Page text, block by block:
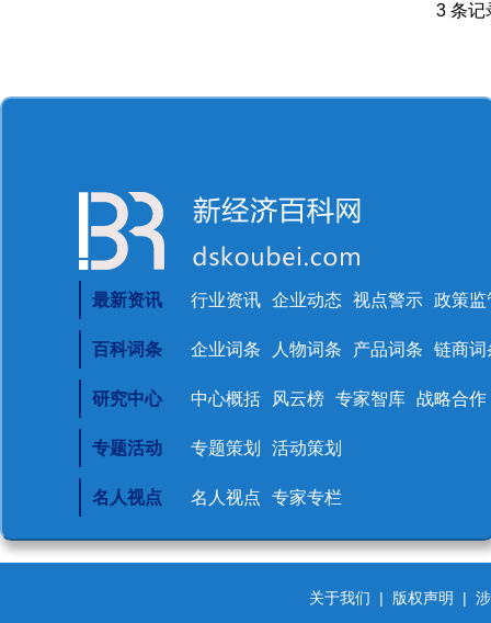
3 条记
最新资讯 行业资讯 企业动态 视点警示 政策监
百科词条 企业词条 人物词条 产品词条 链商词
研究中心 中心概括 风云榜 专家智库 战略合作
专题活动 专题策划 活动策划
名人视点 名人视点 专家专栏
关于我们 | 版权声明 |